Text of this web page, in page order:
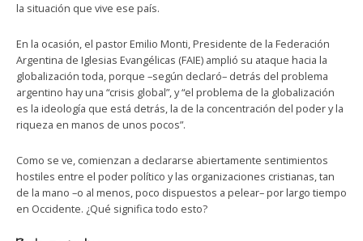
la situación que vive ese país.
En la ocasión, el pastor Emilio Monti, Presidente de la Federación
Argentina de Iglesias Evangélicas (FAIE) amplió su ataque hacia la
globalización toda, porque –según declaró– detrás del problema
argentino hay una “crisis global”, y “el problema de la globalización
es la ideología que está detrás, la de la concentración del poder y la
riqueza en manos de unos pocos”.
Como se ve, comienzan a declararse abiertamente sentimientos
hostiles entre el poder político y las organizaciones cristianas, tan
de la mano –o al menos, poco dispuestos a pelear– por largo tiempo
en Occidente. ¿Qué significa todo esto?